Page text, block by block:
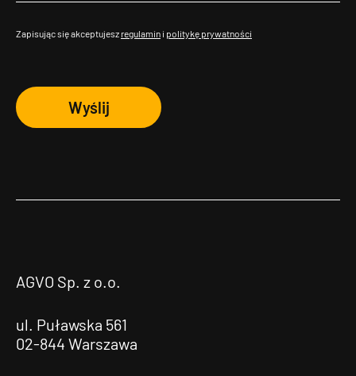
Zapisując się akceptujesz regulamin i politykę prywatności
Wyślij
AGVO Sp. z o.o.
ul. Puławska 561
02-844 Warszawa